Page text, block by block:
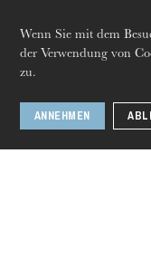
Wenn Sie mit dem
der Verwendung von
zu.
ANNEHMEN